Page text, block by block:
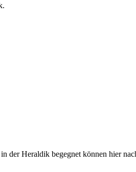
der Heraldik begegnet können hier